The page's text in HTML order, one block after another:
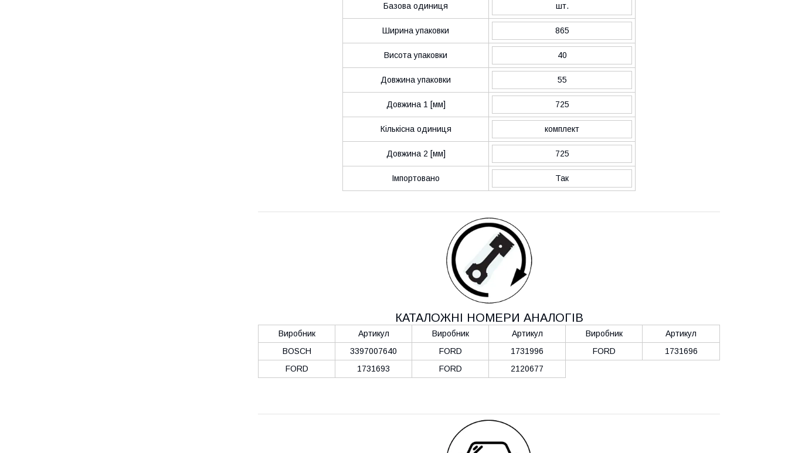
Базова одиниця шт.
Ширина упаковки 865
Висота упаковки 40
Довжина упаковки 55
Довжина 1 [мм] 725
Кількісна одиниця комплект
Довжина 2 [мм] 725
Імпортовано Так
КАТАЛОЖНІ НОМЕРИ АНАЛОГІВ
Виробник Артикул Виробник Артикул Виробник
Артикул
BOSCH
3397007640 FORD 1731996 FORD
1731696
FORD
1731693 FORD 2120677